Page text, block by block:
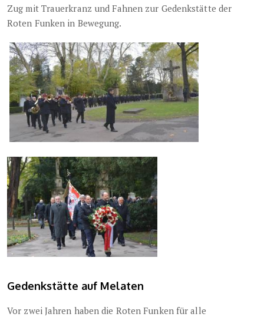
Zug mit Trauerkranz und Fahnen zur Gedenkstätte der
Roten Funken in Bewegung.
Gedenkstätte auf Melaten
Vor zwei Jahren haben die Roten Funken für alle